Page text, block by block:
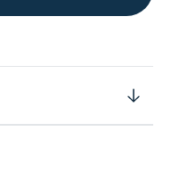
麗
88
極